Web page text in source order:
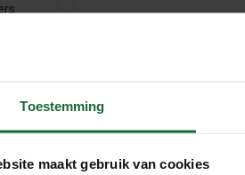
Toestemming
maakt gebruik van cookies
€3,95